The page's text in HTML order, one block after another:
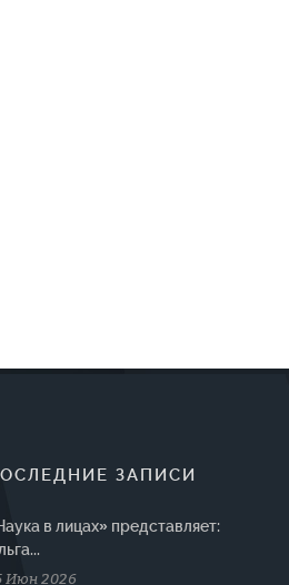
ЗАПИСИ
в лицах» представляет:
Июн 2026